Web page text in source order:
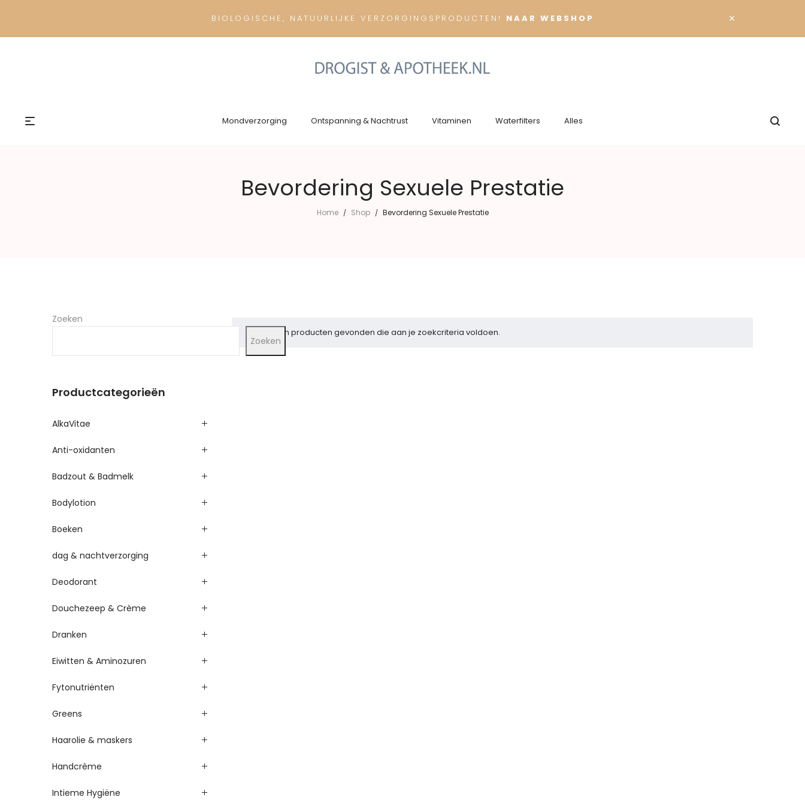
×
BIOLOGISCHE, NATUURLIJKE VERZORGINGSPRODUCTEN! NAAR WEBSHOP
Mondverzorging Ontspanning & Nachtrust Vitaminen Waterfilters Alles
Bevordering Sexuele Prestatie
Home / Shop / Bevordering Sexuele Prestatie
Geen producten gevonden die aan je zoekcriteria voldoen.
Zoeken
Zoeken
Productcategorieën
AlkaVitae
Anti-oxidanten
Badzout & Badmelk
Bodylotion
Boeken
dag & nachtverzorging
Deodorant
Douchezeep & Crème
Dranken
Eiwitten & Aminozuren
Fytonutriënten
Greens
Haarolie & maskers
Handcrème
Intieme Hygiëne